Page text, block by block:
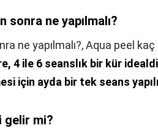
sonra ne yapılmalı?
ne yapılmalı?,Aqua peel
4 ile 6 seanslık bir kür
için ayda bir tek seans
gelir mi?